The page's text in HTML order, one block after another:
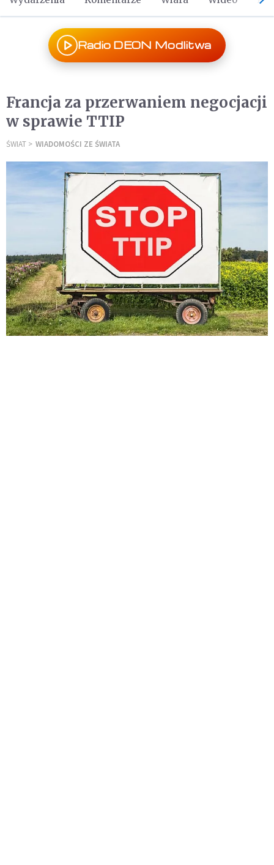
Radio DEON Modlitwa
Francja za przerwaniem negocjacji
w sprawie TTIP
ŚWIAT WIADOMOŚCI ZE ŚWIATA